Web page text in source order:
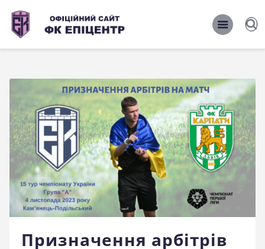
ОФІЦІЙНИЙ САЙТ ФК ЕПІЦЕНТР
ОФІЦІЙНИЙ САЙТ ФК ЕПІЦЕНТР
Головна
Новини
Команда
Матчі 2026/2027
Фото
Історія
Клуб
Фан-шоп
Призначення арбітрів